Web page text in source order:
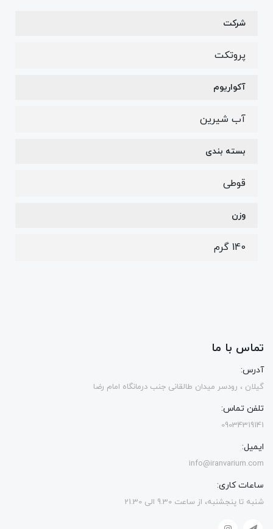
شرکت
پروتکت
آکواریوم
آب شیرین
بسته بندی
قوطی
وزن
140 گرم
تماس با ما
آدرس:
گیلان ، رودسر میدان طالقانی جنب درمانگاه امام رضا
تلفن تماس:
09034319141
ایمیل:
info@iranvarium.com
ساعات کاری:
شنبه تا پنجشنبه، از ساعت 9.30 الی 21.30